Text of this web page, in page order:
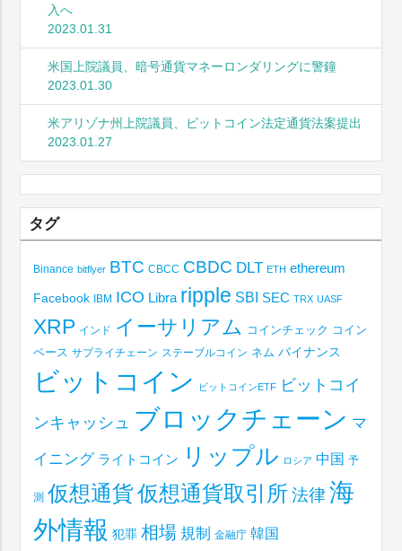
入へ
2023.01.31
米国上院議員、暗号通貨マネーロンダリングに警鐘
2023.01.30
米アリゾナ州上院議員、ビットコイン法定通貨法案提出
2023.01.27
タグ
Binance bitflyer BTC CBCC CBDC DLT ETH ethereum
Facebook IBM ICO Libra ripple SBI SEC TRX UASF
XRP インド イーサリアム コインチェック コイン
ベース サプライチェーン ステーブルコイン ネム バイナンス
ビットコイン ビットコインETF ビットコイ
ンキャッシュ ブロックチェーン マ
イニング ライトコイン リップル ロシア 中国 予
測 仮想通貨仮想通貨取引所 法律 海
外情報 犯罪 相場 規制 金融庁 韓国